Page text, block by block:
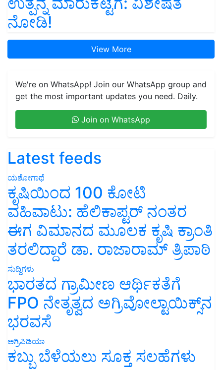
ನೋಡಿ!
View More
We're on WhatsApp! Join our WhatsApp group and
get the most important updates you need. Daily.
Join on WhatsApp
Latest feeds
ಯಶೋಗಾಥೆ
ಕೃಷಿಯಿಂದ 100 ಕೋಟಿ
ವಹಿವಾಟು: ಹೆಲಿಕಾಪ್ಟರ್ ನಂತರ
ಈಗ ವಿಮಾನದ ಮೂಲಕ ಕೃಷಿ ಕ್ರಾಂತಿ
ತರಲಿದ್ದಾರೆ ಡಾ. ರಾಜಾರಾಮ್ ತ್ರಿಪಾಠಿ
ಸುದ್ದಿಗಳು
ಭಾರತದ ಗ್ರಾಮೀಣ ಆರ್ಥಿಕತೆಗೆ
FPO ನೇತೃತ್ವದ ಅಗ್ರಿವೋಲ್ಟಾಯಿಕ್ಸ್‌ನ
ಭರವಸೆ
ಅಗ್ರಿಪಿಡಿಯಾ
ಕಬ್ಬು ಬೆಳೆಯಲು ಸೂಕ್ತ ಸಲಹೆಗಳು